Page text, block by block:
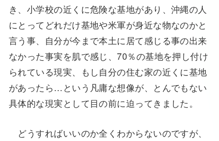
き、小学校の近くに危険な基地があり、沖縄の人
にとってどれだけ基地や米軍が身近な物なのかと
言う事、自分が今まで本土に居て感じる事の出来
なかった事実を肌で感じ、70％の基地を押し付け
られている現実、もし自分の住む家の近くに基地
があったら…という凡庸な想像が、とんでもない
具体的な現実として目の前に迫ってきました。
どうすればいいのか全くわからないのですが、